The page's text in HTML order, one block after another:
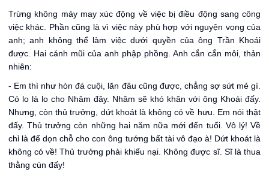
Trừng không mảy may xúc động về việc bị điều động sang công
việc khác. Phần cũng là vì việc này phù hợp với nguyện vọng của
anh; anh không thể làm việc dưới quyền của ông Trần Khoái
được. Hai cánh mũi của anh phập phồng. Anh cắn cắn môi, thản
nhiên:
- Em thì như hòn đá cuội, lăn đâu cũng được, chẳng sợ sứt mẻ gì.
Có lo là lo cho Nhâm đây. Nhâm sẽ khó khăn với ông Khoái đấy.
Nhưng, còn thủ trưởng, dứt khoát là không có về hưu. Em nói thật
đấy. Thủ trưởng còn những hai năm nữa mới đến tuổi. Vô lý! Về
chỉ là để dọn chỗ cho con ông tướng bất tài vô đạo à! Dứt khoát là
không có về! Thủ trưởng phải khiếu nại. Không được sĩ. Sĩ là thua
thằng cùn đấy!